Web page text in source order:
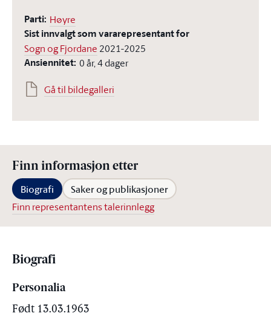
Parti: Høyre
Sist innvalgt som vararepresentant for
Sogn og Fjordane 2021-2025
Ansiennitet: 0 år, 4 dager
Gå til bildegalleri
Finn informasjon etter
Biografi Saker og publikasjoner
Finn representantens talerinnlegg
Biografi
Personalia
Født 13.03.1963